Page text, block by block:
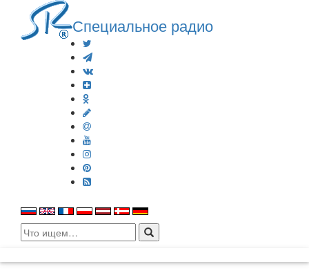
Специальное радио
Search
for: